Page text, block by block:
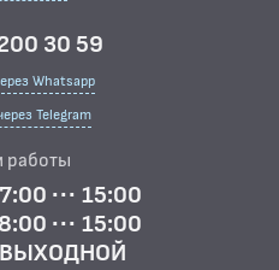
30 59
Whatsapp
Telegram
работы
··· 15:00
··· 15:00
ВЫХОДНОЙ